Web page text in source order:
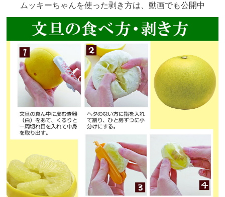
ムッキーちゃんを使った剥き方は、動画でも公開中